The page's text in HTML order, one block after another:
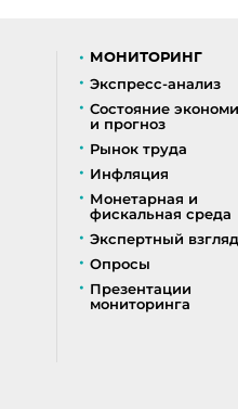
МОНИТОРИНГ
Экспресс-анализ
Состояние
и прогноз
Рынок труда
Инфляция
Монетарная и
фискальная среда
Экспертный взгляд
Опросы
Презентации
мониторинга